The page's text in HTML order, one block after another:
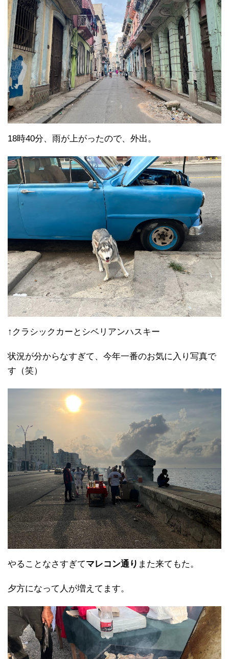
18時40分、雨が上がったので、外出。
↑クラシックカーとシベリアンハスキー
状況が分からなすぎて、今年一番のお気に入り写真で
す（笑）
やることなさすぎてマレコン通り また来てもた。
夕方になって人が増えてます。